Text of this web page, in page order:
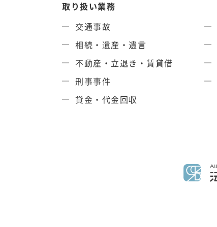
取り扱い業務
交通事故
相続・遺産・遺言
不動産・立退き・賃貸借
刑事事件
貸金・代金回収